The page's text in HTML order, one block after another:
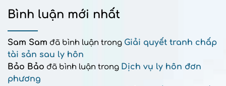
Bình luận mới nhất
Sam Sam đã bình luận trong Giải quyết tranh chấp
tài sản sau ly hôn
Bảo Bảo đã bình luận trong Dịch vụ ly hôn đơn
phương